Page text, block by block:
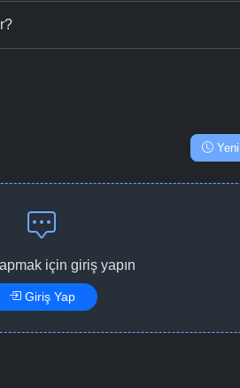
Yeni
için giriş yapın
Giriş Yap